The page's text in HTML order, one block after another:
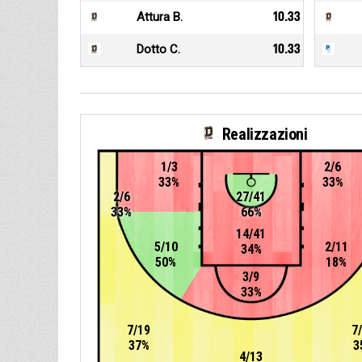
Attura B. 10.33
Dotto C. 10.33
Realizzazioni
14/41
34%
27/41
66%
7/19
37%
2/11
18%
4/13
5/10
50%
2/6
33%
2/6
33%
3/9
33%
1/3
33%